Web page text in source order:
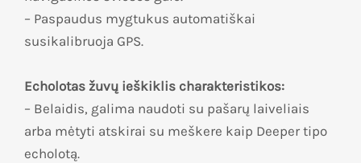
– Paspaudus mygtukus automatiškai
susikalibruoja GPS.
Echolotas žuvų ieškiklis charakteristikos:
– Belaidis, galima naudoti su pašarų laiveliais
arba mėtyti atskirai su meškere kaip Deeper tipo
echolotą.